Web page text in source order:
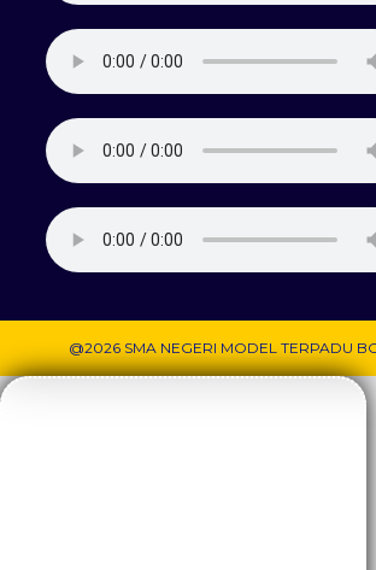
@2026 SMA NEGERI MODEL TERPADU